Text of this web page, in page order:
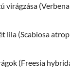
virágzása
lila (Scabiosa
(Freesia